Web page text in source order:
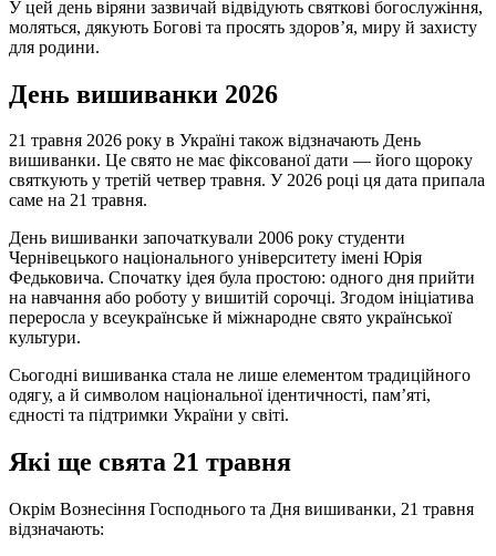
У цей день віряни зазвичай відвідують святкові богослужіння,
моляться, дякують Богові та просять здоров’я, миру й захисту
для родини.
День вишиванки 2026
21 травня 2026 року в Україні також відзначають День
вишиванки. Це свято не має фіксованої дати — його щороку
святкують у третій четвер травня. У 2026 році ця дата припала
саме на 21 травня.
День вишиванки започаткували 2006 року студенти
Чернівецького національного університету імені Юрія
Федьковича. Спочатку ідея була простою: одного дня прийти
на навчання або роботу у вишитій сорочці. Згодом ініціатива
переросла у всеукраїнське й міжнародне свято української
культури.
Сьогодні вишиванка стала не лише елементом традиційного
одягу, а й символом національної ідентичності, пам’яті,
єдності та підтримки України у світі.
Які ще свята 21 травня
Окрім Вознесіння Господнього та Дня вишиванки, 21 травня
відзначають: